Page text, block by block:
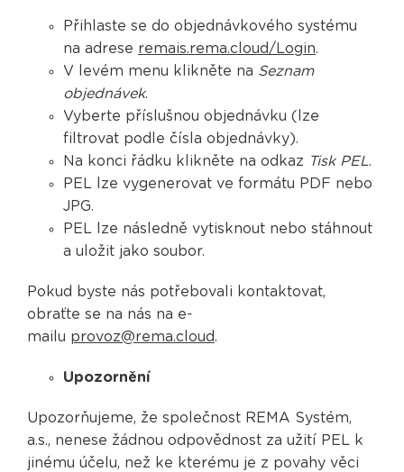
Přihlaste se do objednávkového systému
na adrese remais.rema.cloud/Login.
V levém menu klikněte na Seznam
objednávek.
Vyberte příslušnou objednávku (lze
filtrovat podle čísla objednávky).
Na konci řádku klikněte na odkaz Tisk PEL.
PEL lze vygenerovat ve formátu PDF nebo
JPG.
PEL lze následně vytisknout nebo stáhnout
a uložit jako soubor.
Pokud byste nás potřebovali kontaktovat,
obraťte se na nás na e-
mailu provoz@rema.cloud.
​​Upozornění
Upozorňujeme, že společnost REMA Systém,
a.s., nenese žádnou odpovědnost za užití PEL k
jinému účelu, než ke kterému je z povahy věci